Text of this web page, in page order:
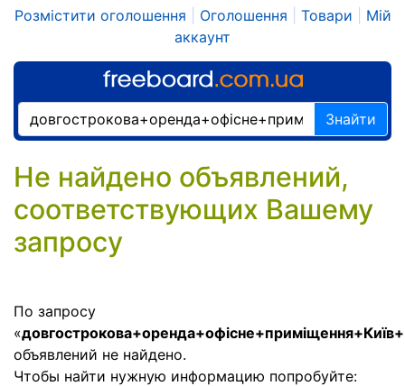
Розмістити оголошення Оголошення Товари
Мій
аккаунт
Знайти
Не найдено объявлений,
соответствующих Вашему
запросу
По запросу
«
объявлений не найдено.
Чтобы найти нужную информацию попробуйте: